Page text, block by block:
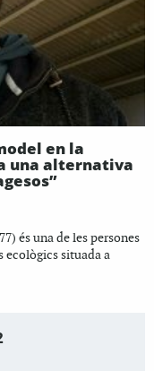
en la
una alternativa
és una de les persones
ecològics situada a